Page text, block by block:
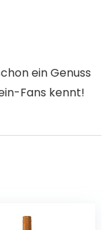
ein Genuss
Fans kennt!